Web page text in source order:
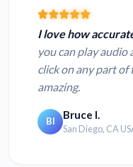
I love how
you can play
click on any part
amazing.
BI Bruce I.
San Diego, CA